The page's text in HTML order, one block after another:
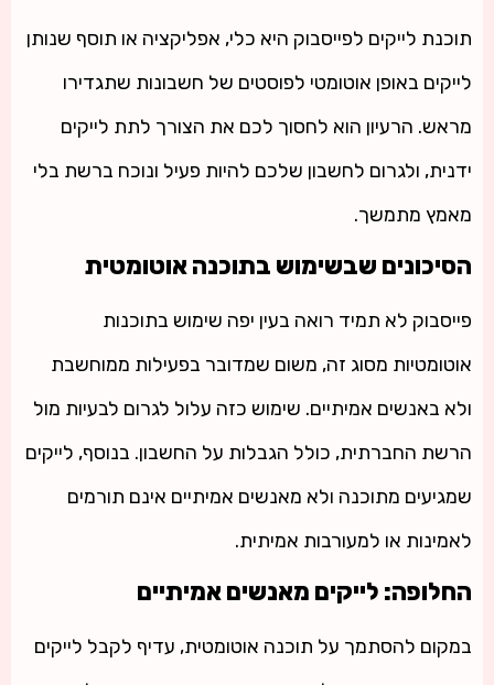
תוכנת לייקים לפייסבוק היא כלי, אפליקציה או תוסף שנותן
לייקים באופן אוטומטי לפוסטים של חשבונות שתגדירו
מראש. הרעיון הוא לחסוך לכם את הצורך לתת לייקים
ידנית, ולגרום לחשבון שלכם להיות פעיל ונוכח ברשת בלי
מאמץ מתמשך.
הסיכונים שבשימוש בתוכנה אוטומטית
פייסבוק לא תמיד רואה בעין יפה שימוש בתוכנות
אוטומטיות מסוג זה, משום שמדובר בפעילות ממוחשבת
ולא באנשים אמיתיים. שימוש כזה עלול לגרום לבעיות מול
הרשת החברתית, כולל הגבלות על החשבון. בנוסף, לייקים
שמגיעים מתוכנה ולא מאנשים אמיתיים אינם תורמים
לאמינות או למעורבות אמיתית.
החלופה: לייקים מאנשים אמיתיים
במקום להסתמך על תוכנה אוטומטית, עדיף לקבל לייקים